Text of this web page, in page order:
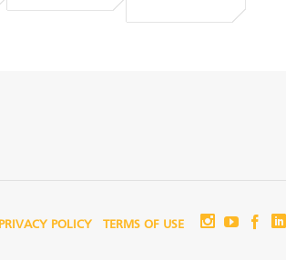
PRIVACY POLICY TERMS OF USE